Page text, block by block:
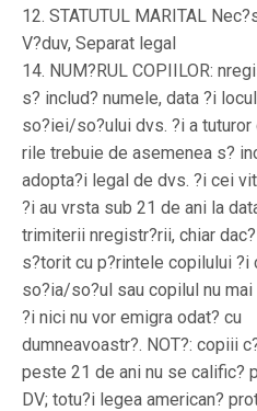
12. STATUTUL MARITAL
V?duv, Separat legal
14. NUM?RUL COPIILOR:
s? includ? numele, data ?i
so?iei/so?ului dvs. ?i a
rile trebuie de asemenea s?
adopta?i legal de dvs. ?i cei
?i au vrsta sub 21 de ani la
trimiterii nregistr?rii, chiar
s?torit cu p?rintele copilului ?i
so?ia/so?ul sau copilul nu
?i nici nu vor emigra odat? cu
dumneavoastr?. NOT?: copiii
peste 21 de ani nu se calific?
DV; totu?i legea american?